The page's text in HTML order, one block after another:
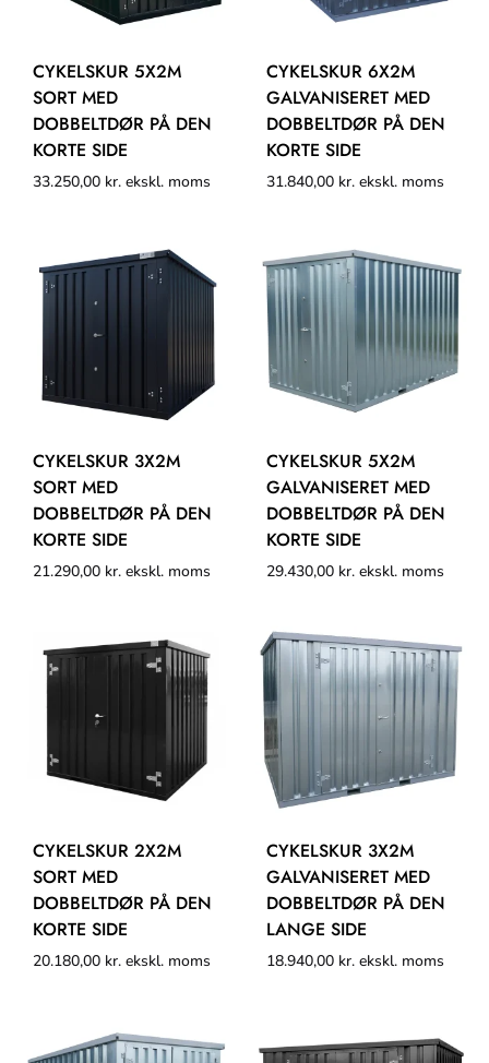
CYKELSKUR 5X2M
SORT MED
DOBBELTDØR PÅ DEN
KORTE SIDE
33.250,00 kr. ekskl. moms
CYKELSKUR 6X2M
GALVANISERET MED
DOBBELTDØR PÅ DEN
KORTE SIDE
31.840,00 kr. ekskl. moms
CYKELSKUR 3X2M
SORT MED
DOBBELTDØR PÅ DEN
KORTE SIDE
21.290,00 kr. ekskl. moms
CYKELSKUR 5X2M
GALVANISERET MED
DOBBELTDØR PÅ DEN
KORTE SIDE
29.430,00 kr. ekskl. moms
CYKELSKUR 2X2M
SORT MED
DOBBELTDØR PÅ DEN
KORTE SIDE
20.180,00 kr. ekskl. moms
CYKELSKUR 3X2M
GALVANISERET MED
DOBBELTDØR PÅ DEN
LANGE SIDE
18.940,00 kr. ekskl. moms